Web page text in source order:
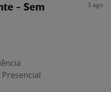
- Sem
3 ago
Presencial